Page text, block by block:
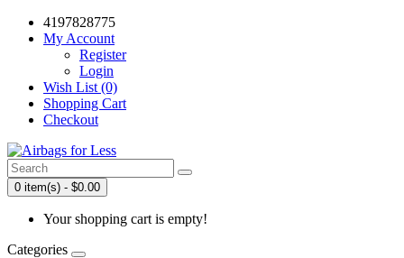
4197828775
My Account
Register
Login
Wish List (0)
Shopping Cart
Checkout
0 item(s) - $0.00
Your shopping cart is empty!
Categories